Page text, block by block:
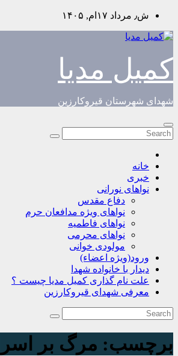
Skip
content
ش٫ مرداد ۱۷ام, ۱۴۰۵
کمیل مدیا
شهدای شهرستان قیروکارزین
خانه
خبری
نواهای نورانی
دفاع مقدس
نواهای ویژه مدافعان حرم
نواهای فاطمیه
نواهای محرمی
مولودی خوانی
ورود(ویژه اعضاء)
دیدار با خانواده شهدا
علت نام گذاری کمیل مدیا چیست ؟
معرفی شهدای قیروکارزین
برچسب: مرگ بر